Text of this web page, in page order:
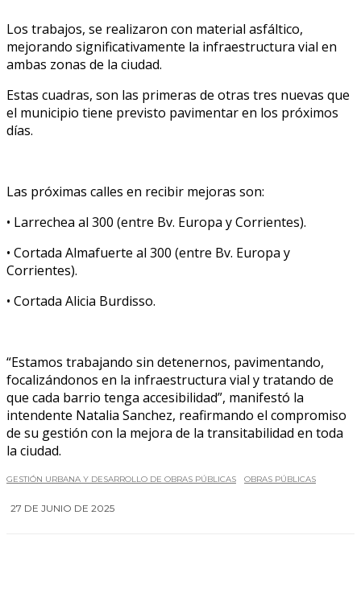
Los trabajos, se realizaron con material asfáltico,
mejorando significativamente la infraestructura vial en
ambas zonas de la ciudad.
Estas cuadras, son las primeras de otras tres nuevas que
el municipio tiene previsto pavimentar en los próximos
días.
Las próximas calles en recibir mejoras son:
• Larrechea al 300 (entre Bv. Europa y Corrientes).
• Cortada Almafuerte al 300 (entre Bv. Europa y
Corrientes).
• Cortada Alicia Burdisso.
“Estamos trabajando sin detenernos, pavimentando,
focalizándonos en la infraestructura vial y tratando de
que cada barrio tenga accesibilidad”, manifestó la
intendente Natalia Sanchez, reafirmando el compromiso
de su gestión con la mejora de la transitabilidad en toda
la ciudad.
GESTIÓN URBANA Y DESARROLLO DE OBRAS PÚBLICAS OBRAS PÚBLICAS
27 DE JUNIO DE 2025